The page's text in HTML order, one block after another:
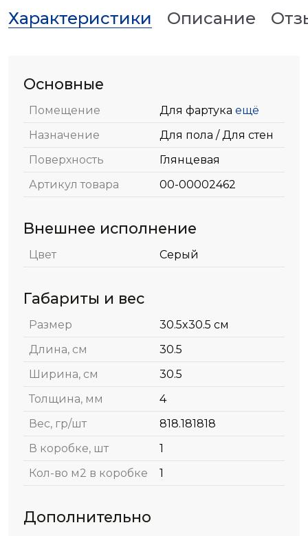
Характеристики Описание
Основные
Помещение Для фартука ещё
Назначение
Для пола / Для стен
Поверхность
Глянцевая
Артикул товара
00-00002462
Внешнее исполнение
Цвет Серый
Габариты и вес
Размер
30.5x30.5 см
Длина, см
30.5
Ширина, см
30.5
Толщина, мм
4
Вес, гр/шт
818.181818
В коробке, шт
1
Кол-во м2 в коробке
1
Дополнительно